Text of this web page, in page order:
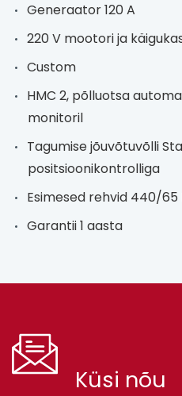
Generaator 120 A
220 V mootori ja
Custom
HMC 2, põlluotsa
monitoril
Tagumise jõuvõtuvõlli
positsioonikontrolliga
Esimesed rehvid 440/65
Garantii 1 aasta
Küsi nõu